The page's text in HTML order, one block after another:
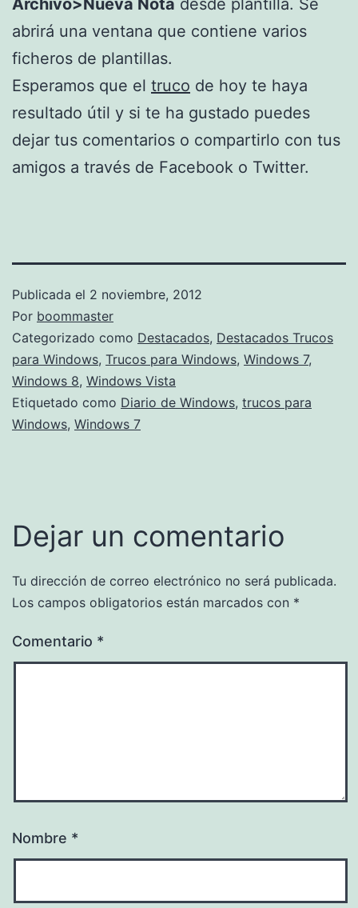
abrirá una ventana que contiene varios
ficheros de plantillas.
Esperamos que el truco de hoy te haya
resultado útil y si te ha gustado puedes
dejar tus comentarios o compartirlo con tus
amigos a través de Facebook o Twitter.
Publicada el 2 noviembre, 2012
Por boommaster
Categorizado como Destacados, Destacados Trucos
para Windows, Trucos para Windows, Windows 7,
Windows 8, Windows Vista
Etiquetado como Diario de Windows, trucos para
Windows, Windows 7
Dejar un comentario
Tu dirección de correo electrónico no será publicada.
Los campos obligatorios están marcados con *
Comentario *
Nombre *